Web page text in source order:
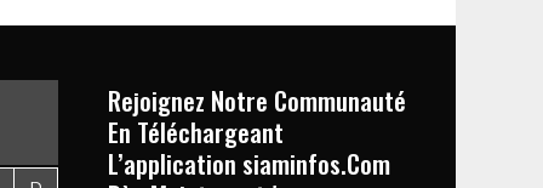
Rejoignez Notre Communauté
En Téléchargeant
L’application siaminfos.Com